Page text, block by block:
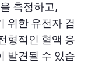
측정하고,
위한 유전자 검
형적인 혈액 응
발견될 수 있습